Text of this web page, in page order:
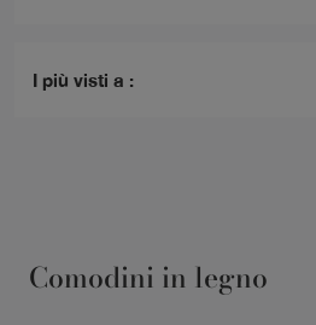
I più visti a :
Comodini in legno